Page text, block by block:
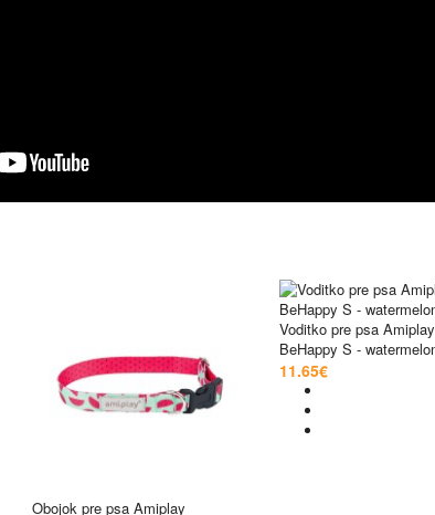
Obojok pre psa Amiplay
Voditko pre psa Amiplay
BeHappy S -
11.65€